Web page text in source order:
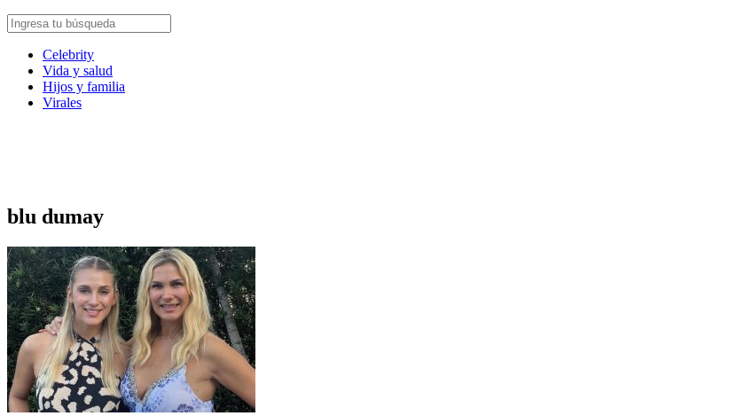
Celebrity
Vida y salud
Hijos y familia
Virales
blu dumay